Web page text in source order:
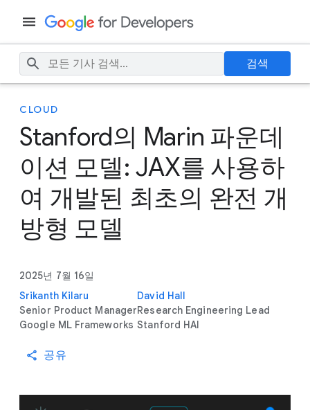
검색
CLOUD
Stanford의 Marin 파운데
이션 모델: JAX를 사용하
여 개발된 최초의 완전 개
방형 모델
2025년 7월 16일
Srikanth Kilaru
Senior Product Manager
Google ML Frameworks
David Hall
Research Engineering Lead
Stanford HAI
공유